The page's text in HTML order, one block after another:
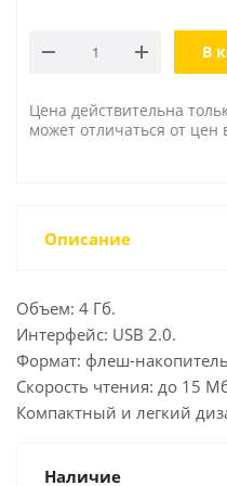
В
Цена действительна
может отличаться от
Описание
Объем: 4 Гб.
Интерфейс: USB 2.0.
Формат: флеш-
Скорость чтения: до 15
Компактный и легкий
Наличие